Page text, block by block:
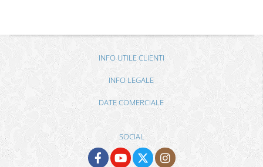
INFO UTILE CLIENTI
INFO LEGALE
DATE COMERCIALE
SOCIAL